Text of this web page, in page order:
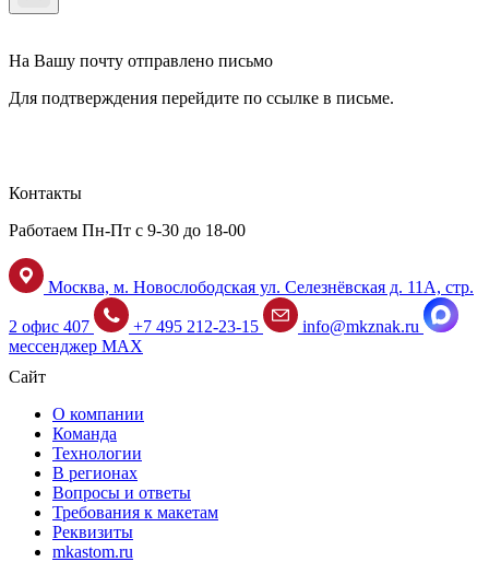
На Вашу почту отправлено письмо
Для подтверждения перейдите по ссылке в письме.
Контакты
Работаем Пн-Пт с 9-30 до 18-00
Москва, м. Новослободская ул. Селезнёвская д. 11А, стр.
2 офис 407 +7 495 212-23-15
info@mkznak.ru
мессенджер MAX
Сайт
О компании
Команда
Технологии
В регионах
Вопросы и ответы
Требования к макетам
Реквизиты
mkastom.ru